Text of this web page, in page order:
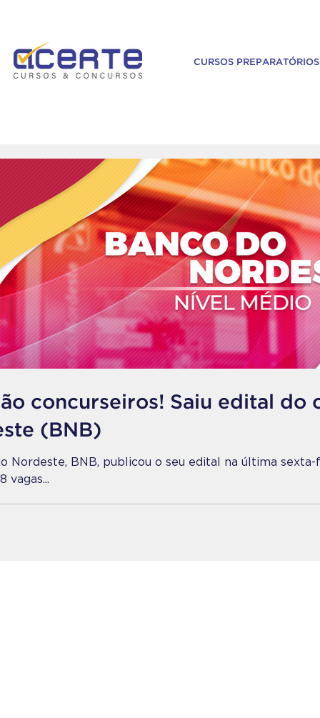
CURSOS PREPARATÓRIOS
concurseiros! Saiu edital do
(BNB)
Nordeste, BNB, publicou o seu edital na última
vagas...